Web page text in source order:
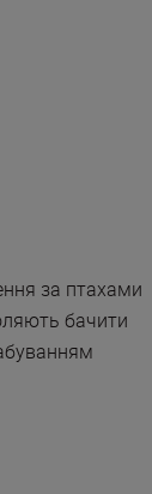
за птахами
бачити